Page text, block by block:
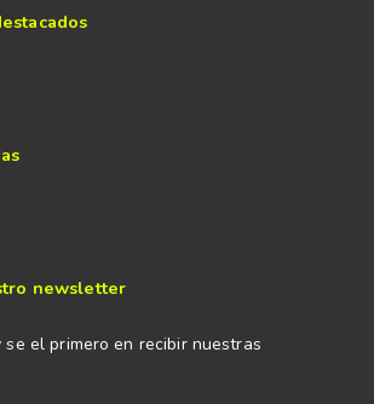
newsletter
el primero en recibir nuestras